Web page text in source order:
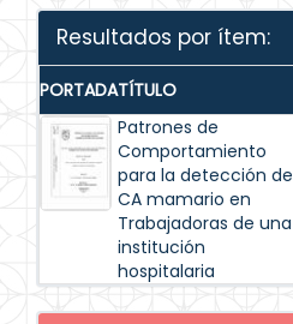
Resultados por ítem:
PORTADATÍTULO
Patrones de
Comportamiento
para la detección de
CA mamario en
Trabajadoras de una
institución
hospitalaria